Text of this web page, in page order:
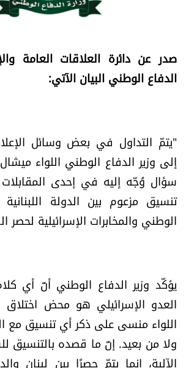
كتّابنا
آراء
اقتصاد
العالم
ثقافة وفنون
فصل من كتاب
اقرأ تضحك
صدر عن دائرة العلاقات العامة
الدفاع الوطني البيان الآتي:
"يتمّ التداول في بعض وسائل
إلى وزير الدفاع الوطني اللواء
سؤال وُجّه إليه في إحدى المقابلات
تنسيق مزعوم بين الدولة
الوطني والمخابرات الإسرائيلية لحصر
يؤكّد وزير الدفاع الوطني أنّ أي
العدو الإسرائيلي هو محض اختلاق
اللواء منسى على ذكر أي تنسيق مع
ولا من بعيد. إنّ ما قصده بالتنسيق
الآلية، إنما يتمّ حصرًا بين لبنان